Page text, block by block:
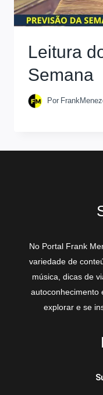
Leitura
Semana
Por
No Portal Frank
variedade de
música, dicas de
autoconhecimento
explorar e se